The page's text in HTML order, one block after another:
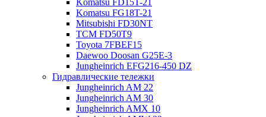
Komatsu FG18T-21
Mitsubishi FD30NT
TCM FD50T9
Toyota 7FBEF15
Daewoo Doosan G25E-3
Jungheinrich EFG216-450 DZ
Гидравлические тележки
Jungheinrich AM 22
Jungheinrich AM 30
Jungheinrich AMX 10